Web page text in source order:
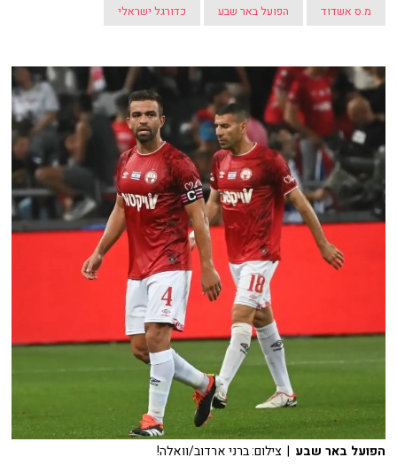
מ.ס אשדוד הפועל באר שבע כדורגל ישראלי
הפועל באר שבע | צילום: ברני ארדוב/וואלה!